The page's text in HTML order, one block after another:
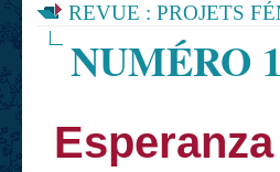
REVUE : PROJETS
NUMÉRO 1